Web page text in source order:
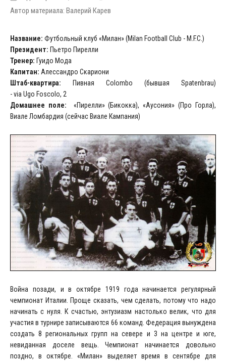
Автор материала: Валерий Карев
Название: Футбольный клуб «Милан» (Milan Football Club - M.F.C.)
Президент: Пьетро Пирелли
Тренер: Гуидо Мода
Капитан: Алессандро Скариони
Штаб-квартира: Пивная Colombo (бывшая Spatenbrau)
- via Ugo Foscolo, 2
Домашнее поле: «Пирелли» (Бикокка), «Аусония» (Про Горла),
Виале Ломбардия (сейчас Виале Кампания)
Война позади, и в октябре 1919 года начинается регулярный
чемпионат Италии. Проще сказать, чем сделать, потому что надо
начинать с нуля. К счастью, энтузиазм настолько велик, что для
участия в турнире записываются 66 команд. Федерация вынуждена
создать 8 региональных групп на севере и 3 на центре и юге,
невиданная доселе вещь. Чемпионат начинается довольно
поздно, в октябре. «Милан» выделяет время в сентябре для